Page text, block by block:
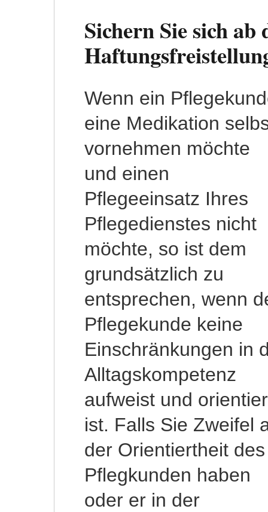
Sichern Sie sich ab
Wenn ein
eine Medikation
vornehmen möchte
und einen
Pflegeeinsatz Ihres
Pflegedienstes nicht
möchte, so ist dem
grundsätzlich zu
entsprechen, wenn
Pflegekunde keine
Einschränkungen in
Alltagskompetenz
aufweist und
ist. Falls Sie Zweifel
der Orientiertheit des
Pflegkunden haben
oder er in der
einmal vergessen
seine Medikamente
nehmen, schwebt
natürlich immer die
Sorge einer Haftung
mit. Dem können Sie
aber ganz einfach
begegnen: informieren
Sie in diesen
den behandelnden
Arzt, vermerken
dies in der
Dokumentation
sichern Sie sich
eine schriftliche